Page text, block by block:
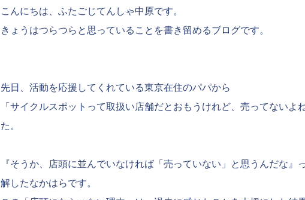
こんにちは、ふたごじてんしゃ中原です。
きょうはつらつらと思っていることを書き留めるブログです。
先日、活動を応援してくれている東京在住のパパから
「サイクルスポットって取扱い店舗だとおもうけれど、売ってないよ
た。
『そうか、店頭に並んでいなければ「売っていない」と思うんだな』
解したなかはらです。